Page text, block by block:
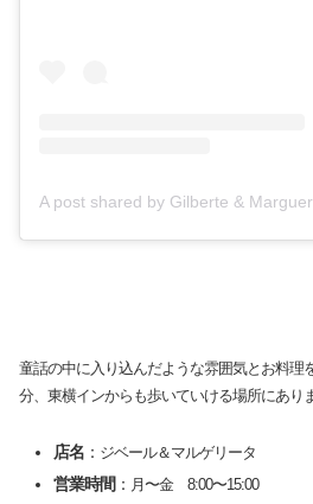
童話の中に入り込んだような雰囲気とお料理
分、東横インからも歩いていける場所にありま
店名： ジベール＆マルゲリータ
営業時間 ： 月〜金 8:00〜15:00